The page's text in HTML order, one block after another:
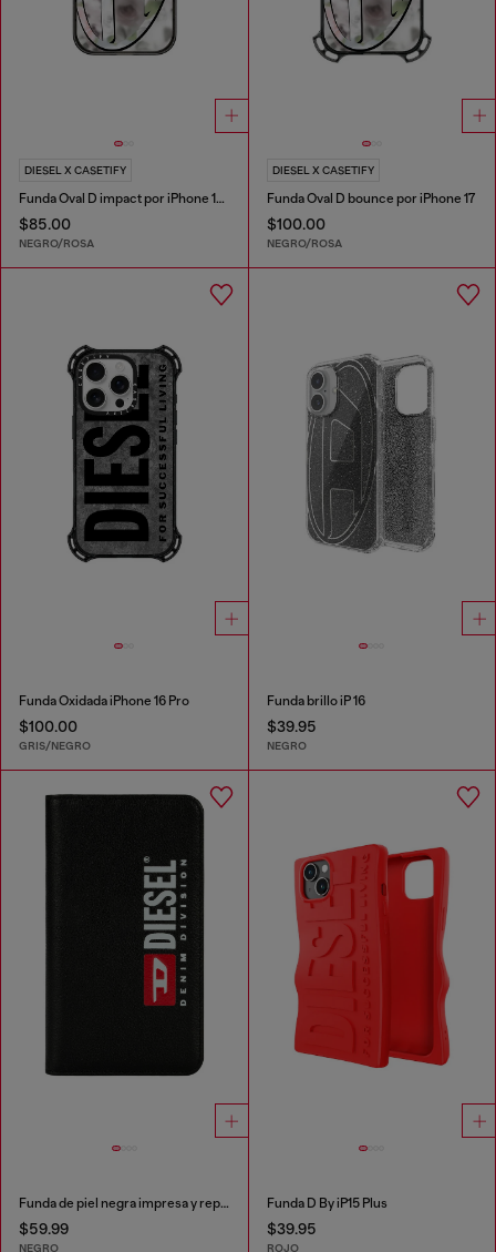
DIESEL X CASETIFY
Funda Oval D impact por iPhone 17 Pro
$85.00
NEGRO/ROSA
DIESEL X CASETIFY
Funda Oval D bounce por iPhone 17
$100.00
NEGRO/ROSA
Funda Oxidada iPhone 16 Pro
$100.00
GRIS/NEGRO
Funda brillo iP 16
$39.95
NEGRO
Funda de piel negra impresa y repujada, iPhone XS & X
$59.99
NEGRO
Funda D By iP15 Plus
$39.95
ROJO